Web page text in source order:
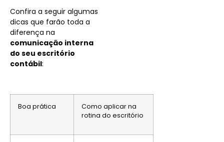
Confira a seguir algumas
dicas que farão toda a
diferença na
comunicação interna
do seu escritório
contábil:
Boa prática
Como aplicar na
rotina do escritório